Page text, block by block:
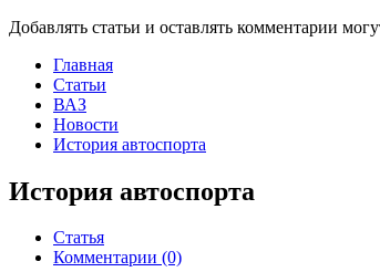
Добавлять статьи и оставлять комментарии
Главная
Статьи
ВАЗ
Новости
История автоспорта
История автоспорта
Статья
Комментарии (0)